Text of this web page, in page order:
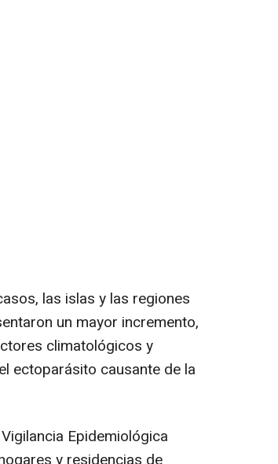
las islas y las regiones
un mayor incremento,
climatológicos y
ectoparásito causante de la
Epidemiológica